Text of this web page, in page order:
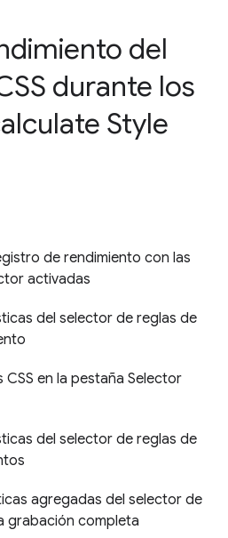
del
durante los
Style
de rendimiento con las
activadas
del selector de reglas de
en la pestaña Selector
del selector de reglas de
agregadas del selector de
grabación completa